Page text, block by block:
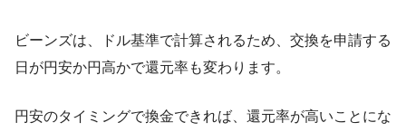
ビーンズは、ドル基準で計算されるため、交換を申請する
日が円安か円高かで還元率も変わります。
円安のタイミングで換金できれば、還元率が高いことにな